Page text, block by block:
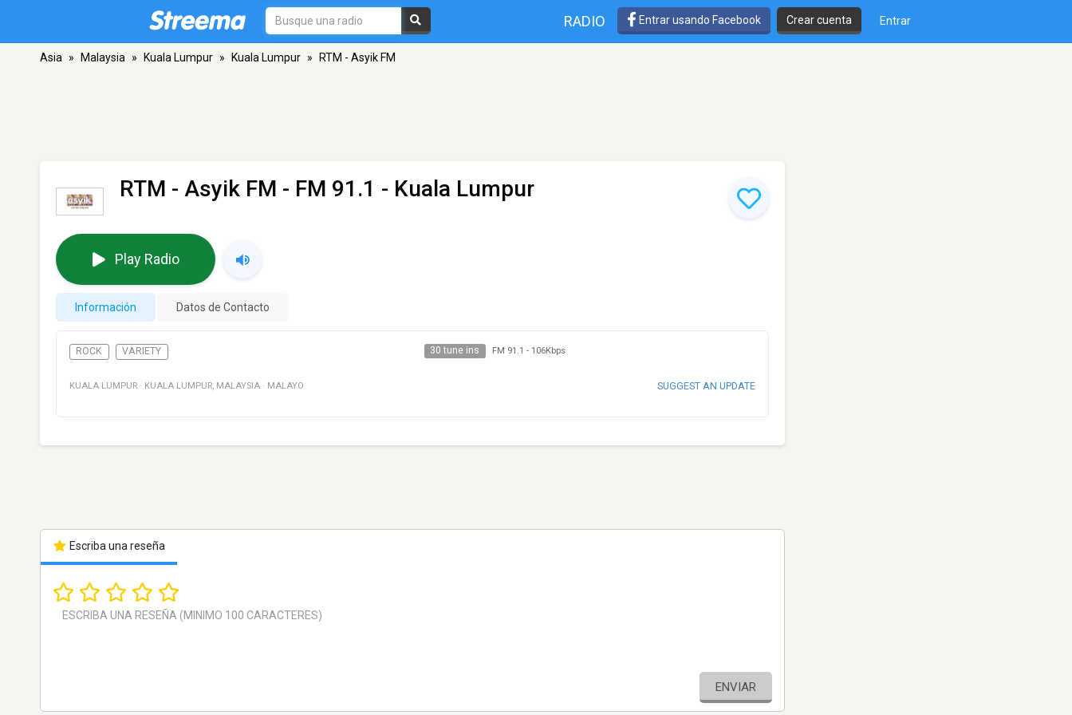
RADIO Entrar usando Facebook Crear cuenta Entrar
Asia » Malaysia » Kuala Lumpur » Kuala Lumpur » RTM - Asyik FM
RTM - Asyik FM - FM 91.1 - Kuala Lumpur
Play Radio
Información Datos de Contacto
ROCK VARIETY 30 tune ins FM 91.1 - 106Kbps
KUALA LUMPUR · KUALA LUMPUR, MALAYSIA · MALAYO SUGGEST AN UPDATE
Escriba una reseña
ENVIAR